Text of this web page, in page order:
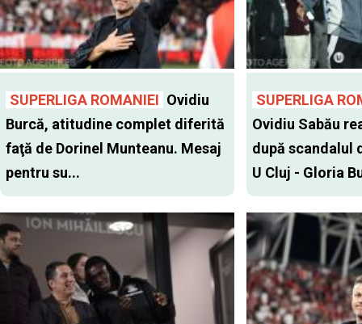
SUPERLIGA ROMANIEI Ovidiu
Burcă, atitudine complet diferită
faţă de Dorinel Munteanu. Mesaj
pentru su...
SUPERLIGA
Ovidiu Sabău
după scandalul
U Cluj - Gloria